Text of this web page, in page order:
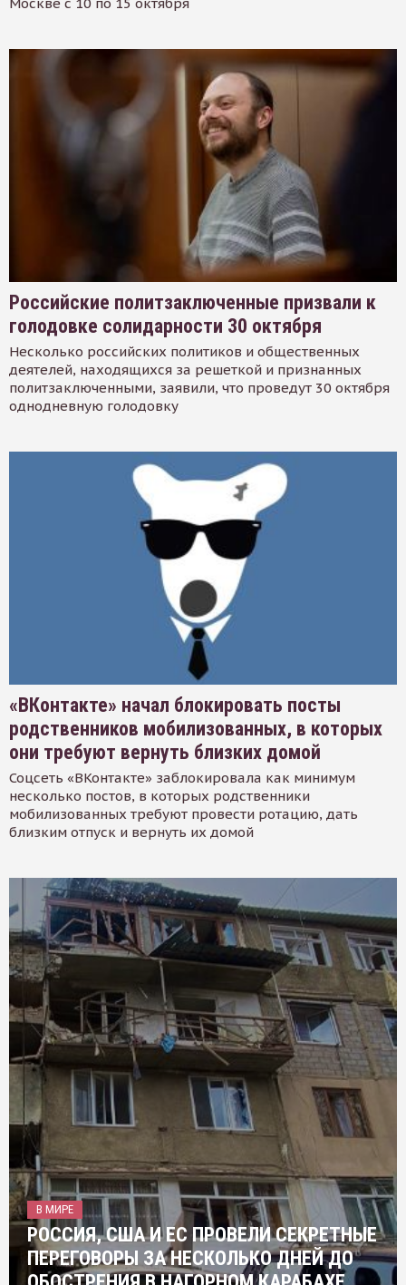
Москве с 10 по 15 октября
Российские политзаключенные призвали к
голодовке солидарности 30 октября
Несколько российских политиков и общественных
деятелей, находящихся за решеткой и признанных
политзаключенными, заявили, что проведут 30 октября
однодневную голодовку
«ВКонтакте» начал блокировать посты
родственников мобилизованных, в которых
они требуют вернуть близких домой
Соцсеть «ВКонтакте» заблокировала как минимум
несколько постов, в которых родственники
мобилизованных требуют провести ротацию, дать
близким отпуск и вернуть их домой
В МИРЕ
РОССИЯ, США И ЕС ПРОВЕЛИ СЕКРЕТНЫЕ
ПЕРЕГОВОРЫ ЗА НЕСКОЛЬКО ДНЕЙ ДО